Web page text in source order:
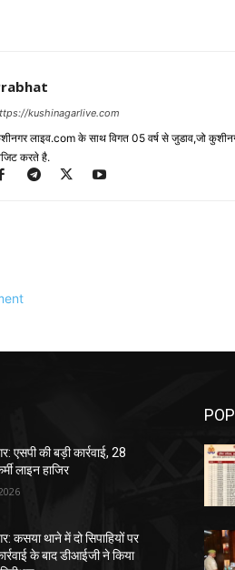
kushinagarlive.com
लाइव.com के साथ विगत 05 वर्ष से जुडाव,जो
करते है.
एसपी की बड़ी कार्रवाई, 28
लाइन हाजिर
कसया थाने में दो सिपाहियों पर
के बाद डीआईजी ने किया